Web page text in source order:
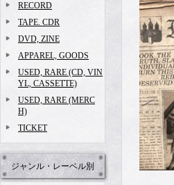
RECORD
TAPE. CDR
DVD, ZINE
APPAREL, GOODS
USED, RARE (CD, VIN
YL, CASSETTE)
USED, RARE (MERC
H)
TICKET
ジャンル・レーベル別